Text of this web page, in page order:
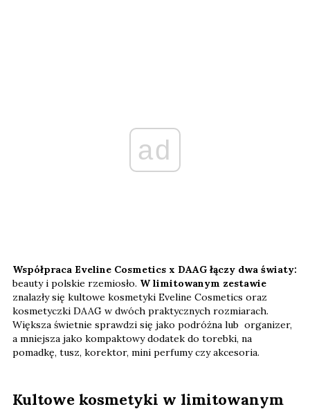
ad
Współpraca Eveline Cosmetics x DAAG łączy dwa światy:
beauty i polskie rzemiosło. W limitowanym zestawie
znalazły się kultowe kosmetyki Eveline Cosmetics oraz
kosmetyczki DAAG w dwóch praktycznych rozmiarach.
Większa świetnie sprawdzi się jako podróżna lub organizer,
a mniejsza jako kompaktowy dodatek do torebki, na
pomadkę, tusz, korektor, mini perfumy czy akcesoria.
Kultowe kosmetyki w limitowanym